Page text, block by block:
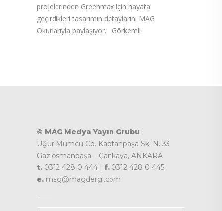
projelerinden Greenmax için hayata
geçirdikleri tasarımın detaylarını MAG
Okurlarıyla paylaşıyor. Görkemli
© MAG Medya Yayın Grubu
Uğur Mumcu Cd. Kaptanpaşa Sk. N. 33
Gaziosmanpaşa – Çankaya, ANKARA
t. 0312 428 0 444 | f. 0312 428 0 445
e. mag@magdergi.com